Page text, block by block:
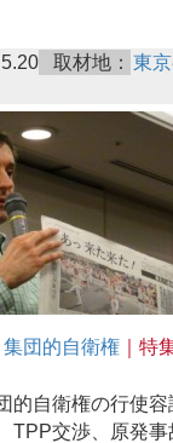
取材地： 東
集団的自衛権 ｜特
自衛権の行使容
TPP交渉、原発